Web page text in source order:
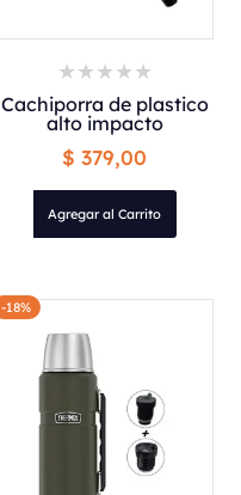
Cachiporra de plastico
alto impacto
$ 379,00
Agregar al Carrito
-18%